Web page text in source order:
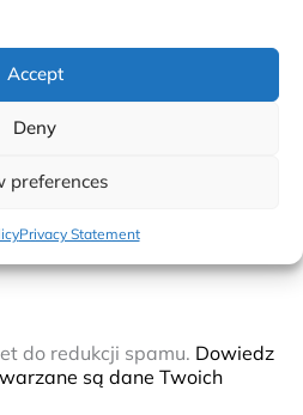
Accept
Deny
preferences
Privacy Statement
do redukcji spamu. Dowiedz
są dane Twoich